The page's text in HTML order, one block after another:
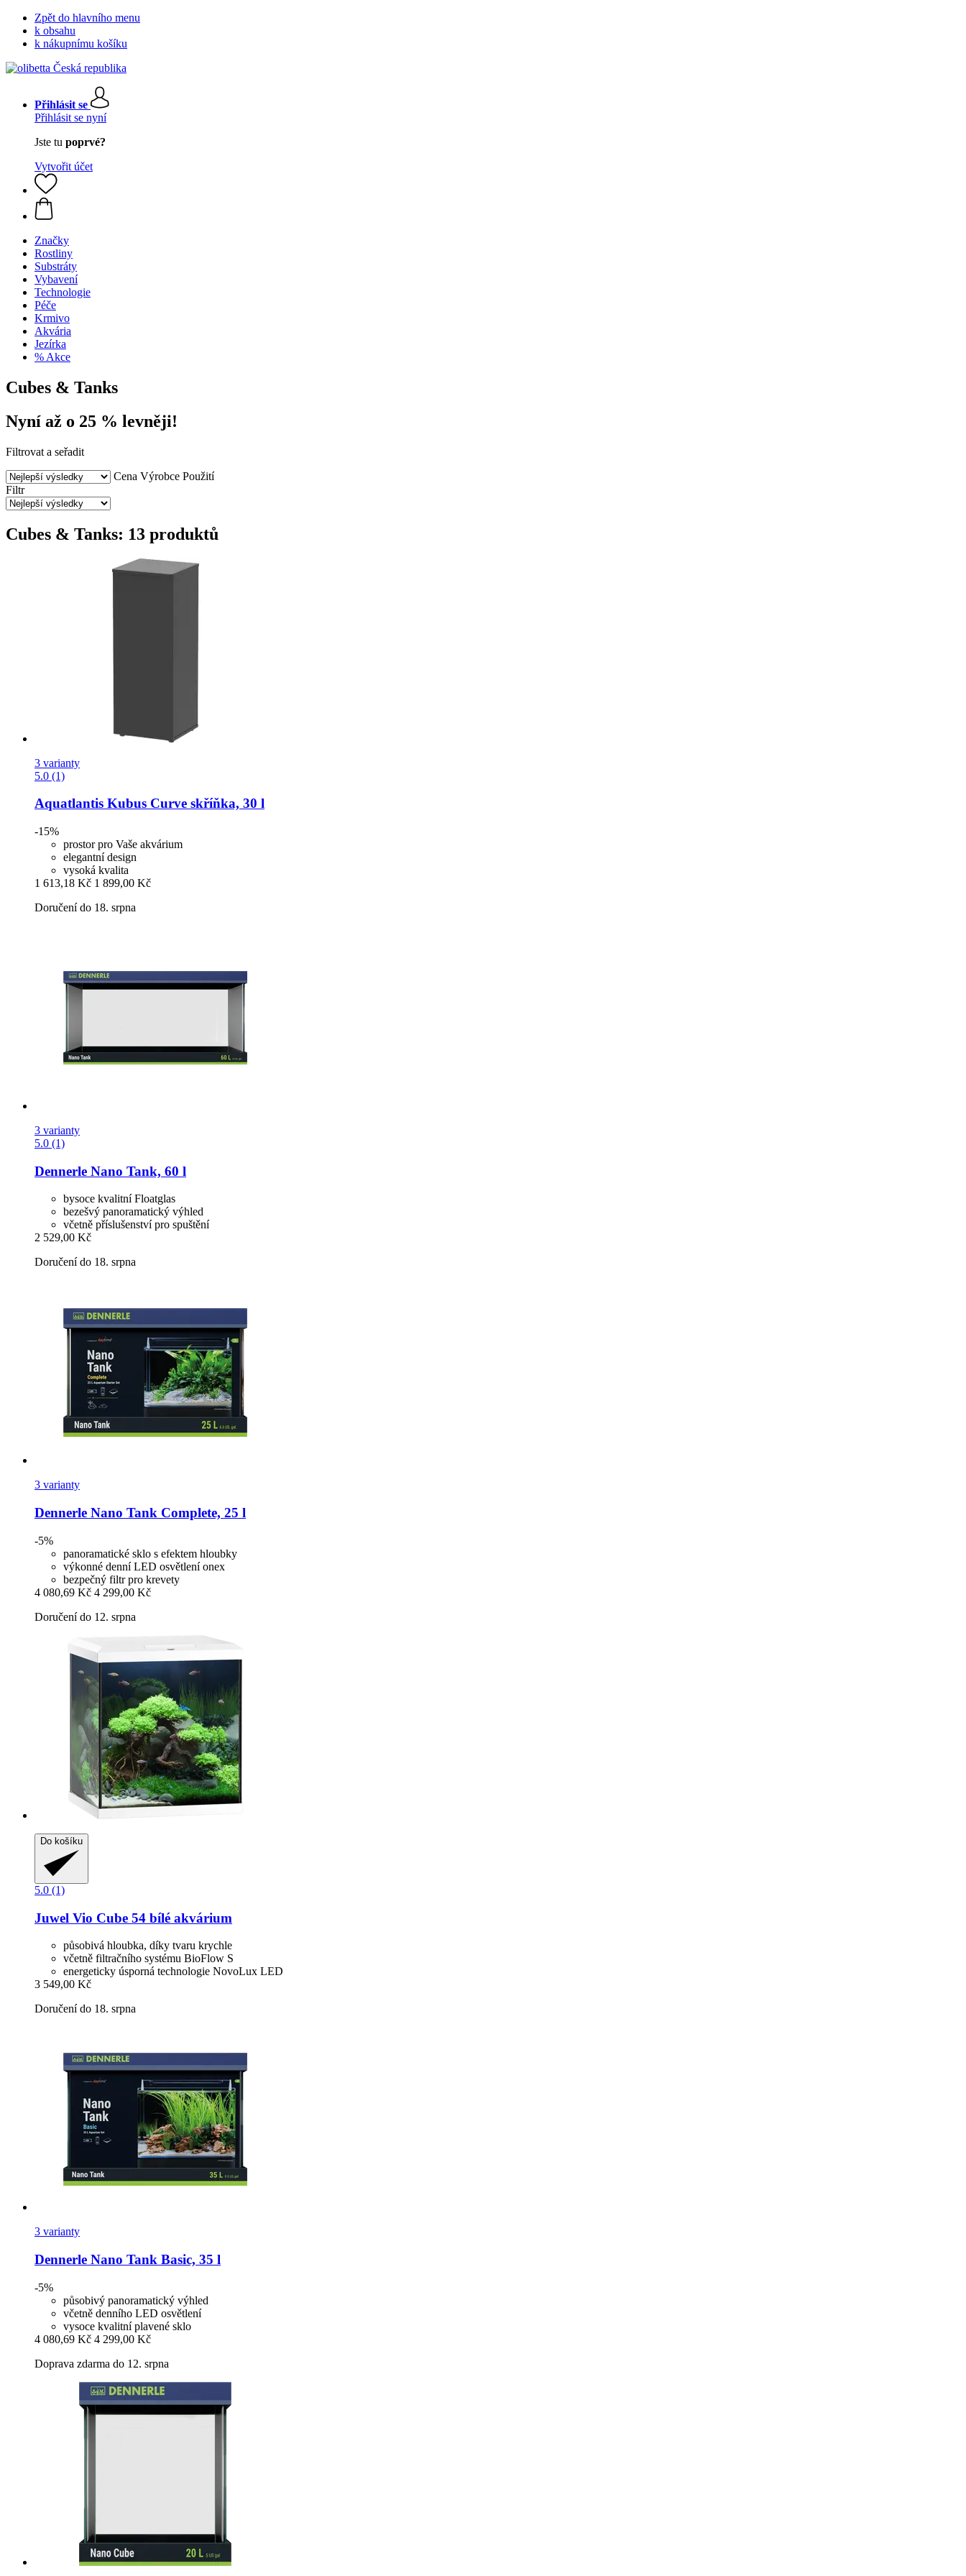
Zpět do hlavního menu
k obsahu
k nákupnímu košíku
Přihlásit se
Přihlásit se nyní
Jste tu poprvé?
Vytvořit účet
Značky
Rostliny
Substráty
Vybavení
Technologie
Péče
Krmivo
Akvária
Jezírka
% Akce
Cubes & Tanks
Nyní až o 25 % levněji!
Filtrovat a seřadit
Cena Výrobce Použití
Filtr
Cubes & Tanks: 13 produktů
3 varianty
5.0 (1)
Aquatlantis Kubus Curve skříňka, 30 l
-15%
prostor pro Vaše akvárium
elegantní design
vysoká kvalita
1 613,18 Kč 1 899,00 Kč
Doručení do 18. srpna
3 varianty
5.0 (1)
Dennerle Nano Tank, 60 l
bysoce kvalitní Floatglas
bezešvý panoramatický výhled
včetně příslušenství pro spuštění
2 529,00 Kč
Doručení do 18. srpna
3 varianty
Dennerle Nano Tank Complete, 25 l
-5%
panoramatické sklo s efektem hloubky
výkonné denní LED osvětlení onex
bezpečný filtr pro krevety
4 080,69 Kč 4 299,00 Kč
Doručení do 12. srpna
Do košíku
5.0 (1)
Juwel Vio Cube 54 bílé akvárium
působivá hloubka, díky tvaru krychle
včetně filtračního systému BioFlow S
energeticky úsporná technologie NovoLux LED
3 549,00 Kč
Doručení do 18. srpna
3 varianty
Dennerle Nano Tank Basic, 35 l
-5%
působivý panoramatický výhled
včetně denního LED osvětlení
vysoce kvalitní plavené sklo
4 080,69 Kč 4 299,00 Kč
Doprava zdarma do 12. srpna